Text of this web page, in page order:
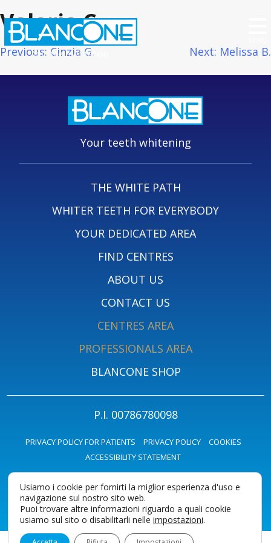
Your teeth whitening
Valeria C.
Post
Previous: Cinzia G. Next: Melissa B.
Your teeth whitening
THE WHITE PATH
WHITER TEETH FOR EVERYBODY
YOUR DEDICATED AREA
FIND CENTRES
ABOUT US
CONTACT US
CENTRES AREA
PROFESSIONALS AREA
BLANCONE SHOP
P.I. 00786780098
PRIVACY POLICY FOR PATIENTS PRIVACY POLICY
COOKIES
ACCESSIBILITY STATEMENT
Usiamo i cookie per fornirti la miglior esperienza d'uso e
navigazione sul nostro sito web.
Puoi trovare altre informazioni riguardo a quali cookie
usiamo sul sito o disabilitarli nelle impostazioni.